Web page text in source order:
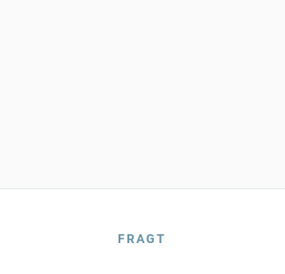
FRAGT